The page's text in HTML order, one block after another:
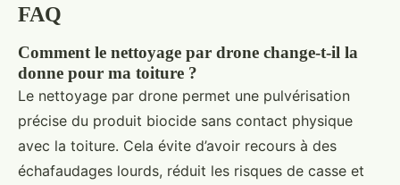
FAQ
Comment le nettoyage par drone change-t-il la
donne pour ma toiture ?
Le nettoyage par drone permet une pulvérisation
précise du produit biocide sans contact physique
avec la toiture. Cela évite d’avoir recours à des
échafaudages lourds, réduit les risques de casse et